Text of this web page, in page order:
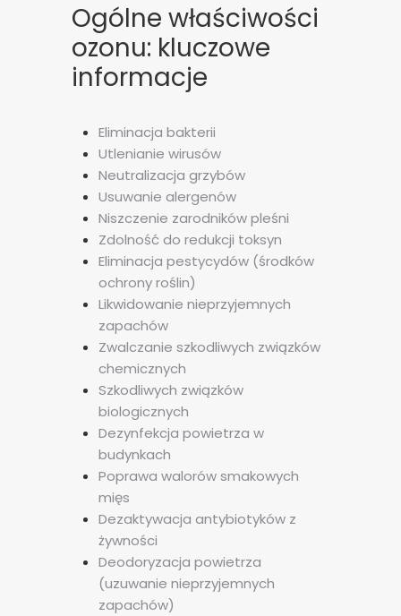
Ogólne właściwości
ozonu: kluczowe
informacje
Eliminacja bakterii
Utlenianie wirusów
Neutralizacja grzybów
Usuwanie alergenów
Niszczenie zarodników pleśni
Zdolność do redukcji toksyn
Eliminacja pestycydów (środków
ochrony roślin)
Likwidowanie nieprzyjemnych
zapachów
Zwalczanie szkodliwych związków
chemicznych
Szkodliwych związków
biologicznych
Dezynfekcja powietrza w
budynkach
Poprawa walorów smakowych
mięs
Dezaktywacja antybiotyków z
żywności
Deodoryzacja powietrza
(uzuwanie nieprzyjemnych
zapachów)